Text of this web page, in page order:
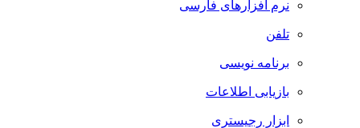
نرم افزارهای فارسی
تلفن
برنامه نویسی
بازیابی اطلاعات
ابزار رجیستری